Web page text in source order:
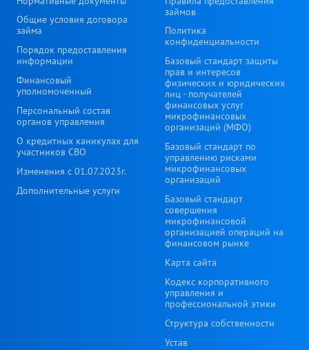
Общие условия договора
займа
Порядок предоставления
информации
Финансовый
уполномоченный
Персональный состав
органов управления
О кредитных каникулах для
участников СВО
Изменения с 01.07.2023г.
Дополнительные услуги
займов
Политика
конфиденциальности
Базовый стандарт защиты
прав и интересов
физических и юридических
лиц - получателей
финансовых услуг
микрофинансовых
организаций (МФО)
Базовый стандарт по
управлению рисками
микрофинансовых
организаций
Базовый стандарт
совершения
микрофинансовой
организацией операций на
финансовом рынке
Карта сайта
Кодекс корпоративного
управления и
профессиональной этики
Структура собственности
Устав